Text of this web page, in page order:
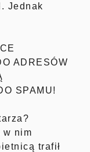
Jednak
ADRESÓW
SPAMU!
w nim
trafił